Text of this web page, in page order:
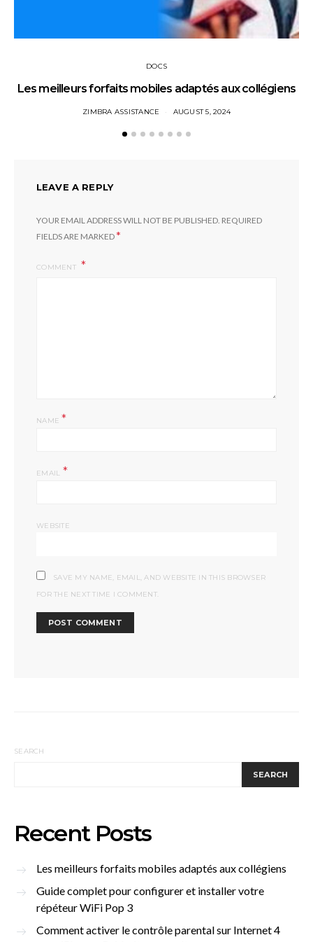
DOCS
Les meilleurs forfaits mobiles adaptés aux collégiens
ZIMBRA ASSISTANCE AUGUST 5, 2024
LEAVE A REPLY
YOUR EMAIL ADDRESS WILL NOT BE PUBLISHED. REQUIRED
FIELDS ARE MARKED*
COMMENT
NAME*
EMAIL *
WEBSITE
SAVE MY NAME, EMAIL, AND WEBSITE IN THIS BROWSER
FOR THE NEXT TIME I COMMENT.
SEARCH
SEARCH
Recent Posts
Les meilleurs forfaits mobiles adaptés aux collégiens
Guide complet pour configurer et installer votre
répéteur WiFi Pop 3
Comment activer le contrôle parental sur Internet 4